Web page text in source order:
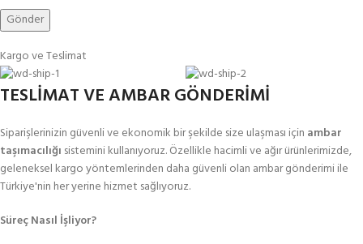
Kargo ve Teslimat
TESLİMAT VE AMBAR GÖNDERİMİ
Siparişlerinizin güvenli ve ekonomik bir şekilde size ulaşması için ambar
taşımacılığı sistemini kullanıyoruz. Özellikle hacimli ve ağır ürünlerimizde,
geleneksel kargo yöntemlerinden daha güvenli olan ambar gönderimi ile
Türkiye'nin her yerine hizmet sağlıyoruz.
Süreç Nasıl İşliyor?